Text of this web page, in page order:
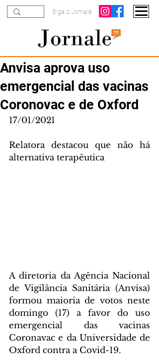
Siga o Jornale
Anvisa aprova uso
emergencial das vacinas
Coronovac e de Oxford
17/01/2021
Relatora destacou que não há
alternativa terapêutica
A diretoria da Agência Nacional
de Vigilância Sanitária (Anvisa)
formou maioria de votos neste
domingo (17) a favor do uso
emergencial das vacinas
Coronavac e da Universidade de
Oxford contra a Covid-19.